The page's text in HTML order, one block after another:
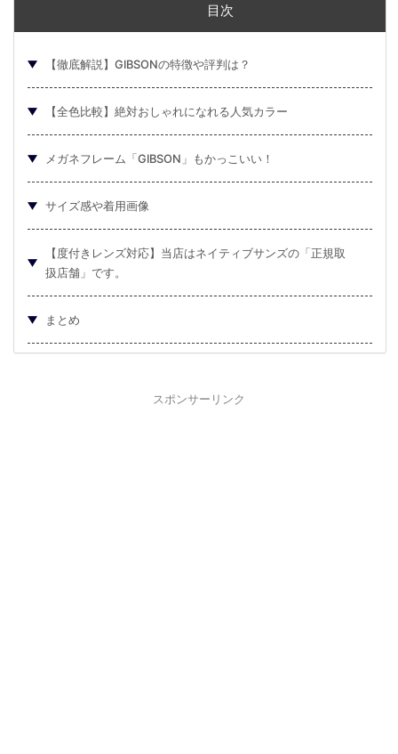
目次
【徹底解説】GIBSONの特徴や評判は？
【全色比較】絶対おしゃれになれる人気カラー
メガネフレーム「GIBSON」もかっこいい！
サイズ感や着用画像
【度付きレンズ対応】当店はネイティブサンズの「正規取
扱店舗」です。
まとめ
スポンサーリンク